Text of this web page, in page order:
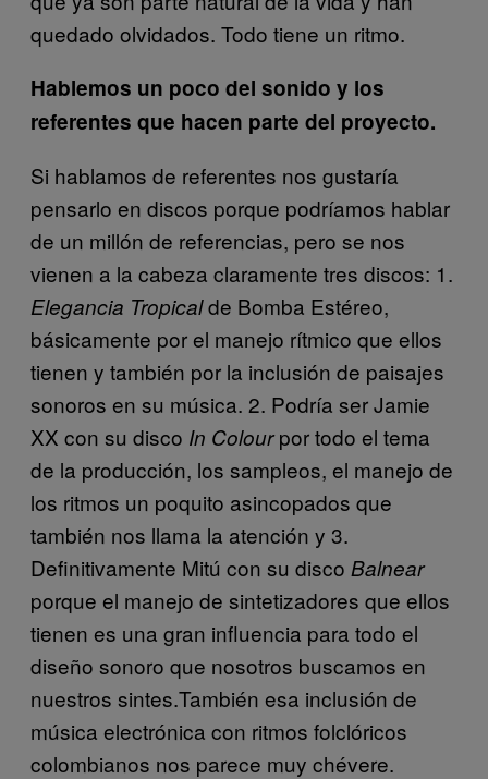
quedado olvidados. Todo tiene un ritmo.
Hablemos un poco del sonido y los
referentes que hacen parte del proyecto.
Si hablamos de referentes nos gustaría
pensarlo en discos porque podríamos hablar
de un millón de referencias, pero se nos
vienen a la cabeza claramente tres discos: 1.
Elegancia Tropicalde Bomba Estéreo,
básicamente por el manejo rítmico que ellos
tienen y también por la inclusión de paisajes
sonoros en su música. 2. Podría ser Jamie
XX con su disco In Colourpor todo el tema
de la producción, los sampleos, el manejo de
los ritmos un poquito asincopados que
también nos llama la atención y 3.
Definitivamente Mitú con su disco Balnear
porque el manejo de sintetizadores que ellos
tienen es una gran influencia para todo el
diseño sonoro que nosotros buscamos en
nuestros sintes.También esa inclusión de
música electrónica con ritmos folclóricos
colombianos nos parece muy chévere.